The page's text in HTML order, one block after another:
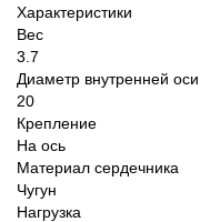
Характеристики
Вес
3.7
Диаметр внутренней оси
20
Крепление
На ось
Материал сердечника
Чугун
Нагрузка